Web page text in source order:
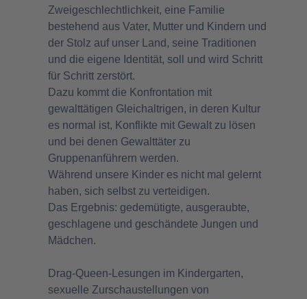
Zweigeschlechtlichkeit, eine Familie
bestehend aus Vater, Mutter und Kindern und
der Stolz auf unser Land, seine Traditionen
und die eigene Identität, soll und wird Schritt
für Schritt zerstört.
Dazu kommt die Konfrontation mit
gewalttätigen Gleichaltrigen, in deren Kultur
es normal ist, Konflikte mit Gewalt zu lösen
und bei denen Gewalttäter zu
Gruppenanführern werden.
Während unsere Kinder es nicht mal gelernt
haben, sich selbst zu verteidigen.
Das Ergebnis: gedemütigte, ausgeraubte,
geschlagene und geschändete Jungen und
Mädchen.
Drag-Queen-Lesungen im Kindergarten,
sexuelle Zurschaustellungen von